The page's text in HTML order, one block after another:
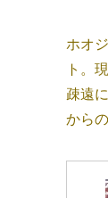
ホオ
ト。
疎遠
から